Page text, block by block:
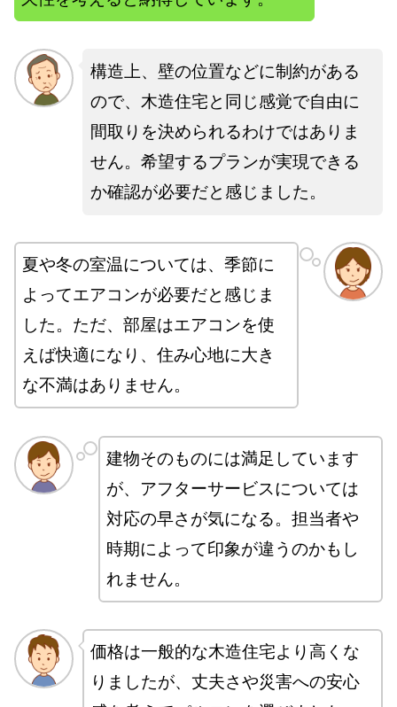
構造上、壁の位置などに制約がある
ので、木造住宅と同じ感覚で自由に
間取りを決められるわけではありま
せん。希望するプランが実現できる
か確認が必要だと感じました。
夏や冬の室温については、季節に
よってエアコンが必要だと感じま
した。ただ、部屋はエアコンを使
えば快適になり、住み心地に大き
な不満はありません。
建物そのものには満足しています
が、アフターサービスについては
対応の早さが気になる。担当者や
時期によって印象が違うのかもし
れません。
価格は一般的な木造住宅より高くな
りましたが、丈夫さや災害への安心